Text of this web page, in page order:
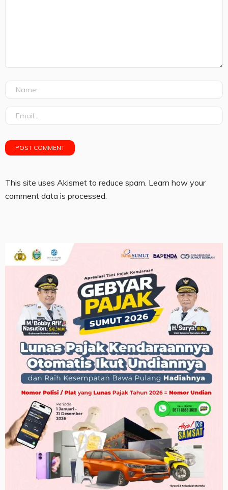
This site uses Akismet to reduce spam. Learn how your
comment data is processed.